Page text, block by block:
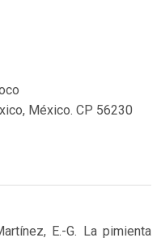
México. CP 56230
E.-G. La pimienta